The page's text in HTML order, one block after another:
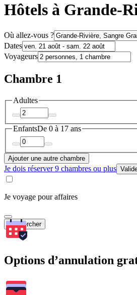
Hôtels à Grande-
Où allez-vous ?
Dates
Voyageurs
Chambre 1
Adultes
EnfantsDe 0 à 17 ans
Ajouter une autre chambre
Je dois réserver 9 chambres ou plus
Je voyage pour affaires
Rechercher
Options d’annulation